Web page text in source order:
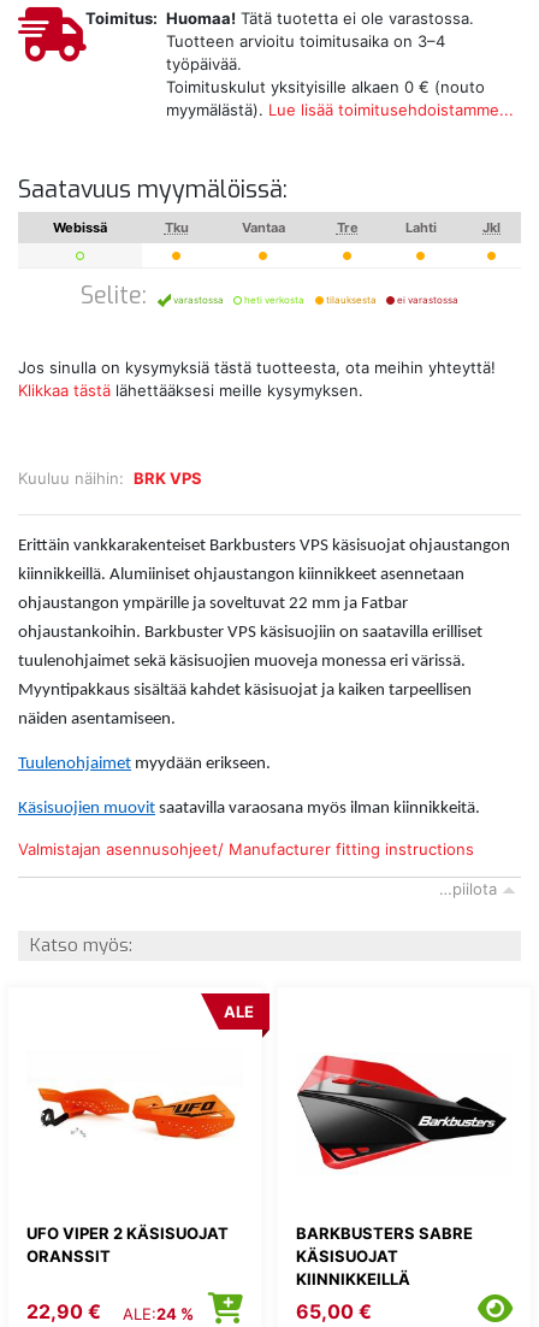
Kuuluu näihin: BRK VPS
Toimitus: Huomaa! Tätä tuotetta ei ole varastossa.
Tuotteen arvioitu toimitusaika on 3–4
työpäivää.
Toimituskulut yksityisille alkaen 0 € (nouto
myymälästä). Lue lisää toimitusehdoistamme...
Saatavuus myymälöissä:
Webissä Tku Vantaa Tre Lahti Jkl
Selite: varastossa heti verkosta tilauksesta ei varastossa
Jos sinulla on kysymyksiä tästä tuotteesta, ota meihin yhteyttä!
Klikkaa tästä lähettääksesi meille kysymyksen.
Erittäin vankkarakenteiset Barkbusters VPS käsisuojat ohjaustangon
kiinnikkeillä. Alumiiniset ohjaustangon kiinnikkeet asennetaan
ohjaustangon ympärille ja soveltuvat 22 mm ja Fatbar
ohjaustankoihin. Barkbuster VPS käsisuojiin on saatavilla erilliset
tuulenohjaimet sekä käsisuojien muoveja monessa eri värissä.
Myyntipakkaus sisältää kahdet käsisuojat ja kaiken tarpeellisen
näiden asentamiseen.
Tuulenohjaimet myydään erikseen.
Käsisuojien muovit saatavilla varaosana myös ilman kiinnikkeitä.
Valmistajan asennusohjeet/ Manufacturer fitting instructions
…piilota
Katso myös:
UFO VIPER 2 KÄSISUOJAT
ORANSSIT
ALE
22,90 € ALE:24 %
BARKBUSTERS SABRE
KÄSISUOJAT
KIINNIKKEILLÄ
65,00 €